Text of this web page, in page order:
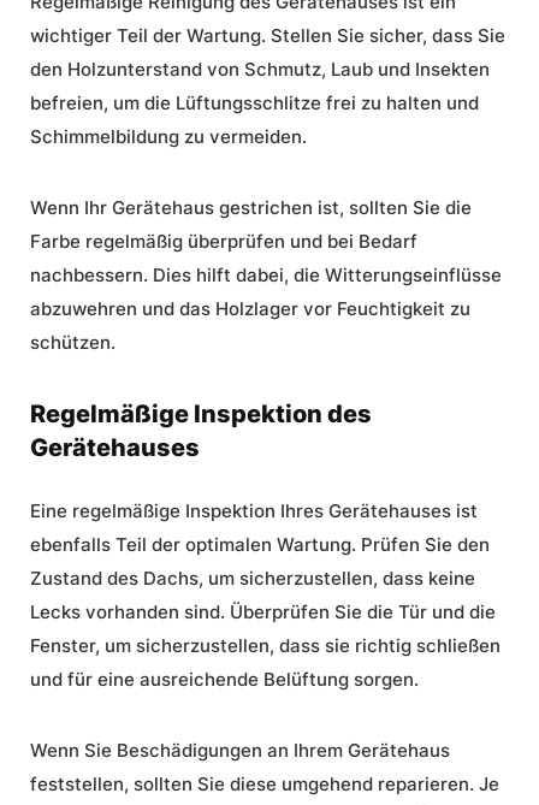
wichtiger Teil der Wartung. Stellen Sie sicher, dass Sie
den Holzunterstand von Schmutz, Laub und Insekten
befreien, um die Lüftungsschlitze frei zu halten und
Schimmelbildung zu vermeiden.
Wenn Ihr Gerätehaus gestrichen ist, sollten Sie die
Farbe regelmäßig überprüfen und bei Bedarf
nachbessern. Dies hilft dabei, die Witterungseinflüsse
abzuwehren und das Holzlager vor Feuchtigkeit zu
schützen.
Regelmäßige Inspektion des
Gerätehauses
Eine regelmäßige Inspektion Ihres Gerätehauses ist
ebenfalls Teil der optimalen Wartung. Prüfen Sie den
Zustand des Dachs, um sicherzustellen, dass keine
Lecks vorhanden sind. Überprüfen Sie die Tür und die
Fenster, um sicherzustellen, dass sie richtig schließen
und für eine ausreichende Belüftung sorgen.
Wenn Sie Beschädigungen an Ihrem Gerätehaus
feststellen, sollten Sie diese umgehend reparieren. Je